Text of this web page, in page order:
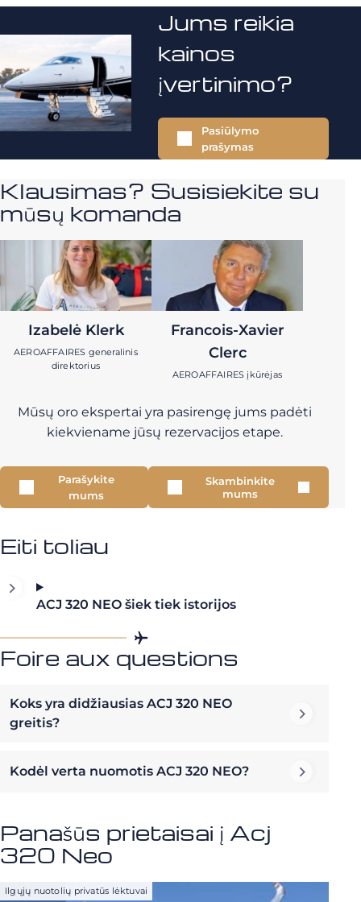
Jums reikia
kainos
įvertinimo?
Pasiūlymo
prašymas
Klausimas? Susisiekite su
mūsų komanda
Izabelė Klerk
AEROAFFAIRES generalinis
direktorius
Francois-Xavier
Clerc
AEROAFFAIRES įkūrėjas
Mūsų oro ekspertai yra pasirengę jums padėti
kiekviename jūsų rezervacijos etape.
Parašykite
mums
Skambinkite
mums
Eiti toliau
ACJ 320 NEO šiek tiek istorijos
Foire aux questions
Koks yra didžiausias ACJ 320 NEO
greitis?
Kodėl verta nuomotis ACJ 320 NEO?
Panašūs prietaisai į Acj
320 Neo
Ilgųjų nuotolių privatūs lėktuvai